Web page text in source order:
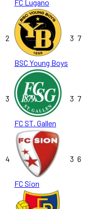
FC Lugano
2
BSC Young Boys
3 7
3
FC ST. Gallen
3 7
4
FC Sion
3 6